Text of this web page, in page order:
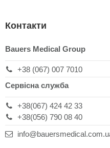
Контакти
Bauers Medical Group
+38 (067) 007 7010
Сервісна служба
+38(067) 424 42 33
+38(056) 790 08 40